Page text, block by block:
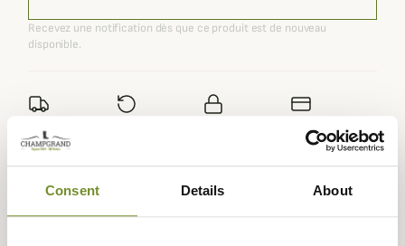
Consent Details About
Recevez une notification dès que ce produit est de nouveau
disponible.
la journée
90 jours
Paiement en
3 fois dès 100
euros